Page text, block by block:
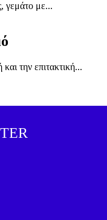
γεμάτο με...
την επιτακτική...